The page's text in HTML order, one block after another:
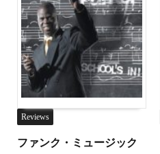
Reviews
ファンク・ミュージック